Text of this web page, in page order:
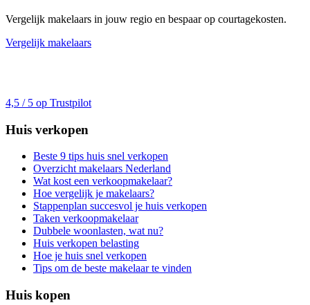
Vergelijk makelaars in jouw regio en bespaar op courtagekosten.
Vergelijk makelaars
4,5 / 5 op Trustpilot
Huis verkopen
Beste 9 tips huis snel verkopen
Overzicht makelaars Nederland
Wat kost een verkoopmakelaar?
Hoe vergelijk je makelaars?
Stappenplan succesvol je huis verkopen
Taken verkoopmakelaar
Dubbele woonlasten, wat nu?
Huis verkopen belasting
Hoe je huis snel verkopen
Tips om de beste makelaar te vinden
Huis kopen